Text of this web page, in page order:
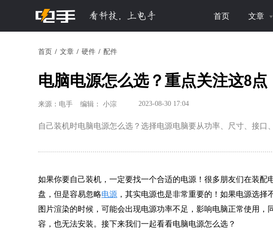
首页 文章
首页 文章 硬件 配件
电脑电源怎么选？重点关注这8点
来源：电手 编辑： 小淙 2023-08-30 17:04
自己装机时电脑电源怎么选？选择电源电脑要从功率、尺寸、接口
如果你要自己装机，一定要找一个合适的电源！很多朋友们在装配
盘，但是容易忽略电源 ，其实电源也是非常重要的！如果电源选
图片渲染的时候，可能会出现电源功率不足，影响电脑正常使用，
容，也无法安装。接下来我们一起看看电脑电源怎么选？